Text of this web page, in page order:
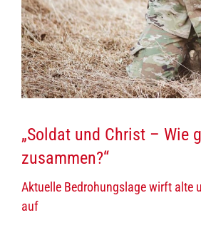
„Soldat und Christ – Wie
zusammen?“
Aktuelle Bedrohungslage wirft alte
auf